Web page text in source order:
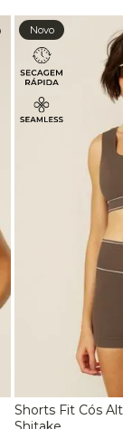
Novo
Shorts Fit Cós